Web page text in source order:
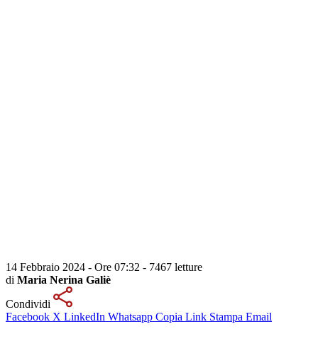
14 Febbraio 2024 - Ore 07:32 - 7467 letture
di Maria Nerina Galiè
Condividi
Facebook X LinkedIn Whatsapp Copia Link Stampa Email